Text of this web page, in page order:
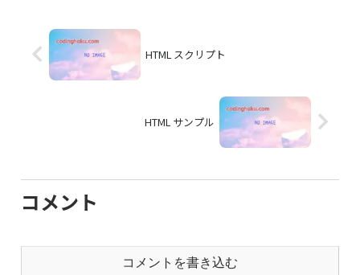
HTML スクリプト
HTML サンプル
コメント
コメントを書き込む